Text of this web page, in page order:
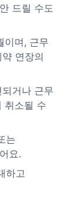
드릴 수도
이며, 근무
연장의
거나 근무
취소될 수
는
요.
하고